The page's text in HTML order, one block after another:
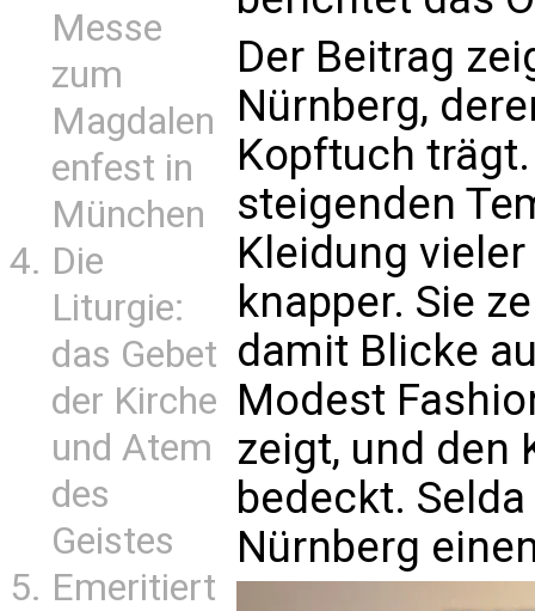
Messe
zum
Magdalen
enfest in
München
Die
Liturgie:
das Gebet
der Kirche
und Atem
des
Geistes
Emeritiert
Der Beitrag
Nürnberg,
Kopftuch
steigenden
Kleidung
knapper. Sie
damit Blicke
Modest
zeigt, und den
bedeckt.
Nürnberg